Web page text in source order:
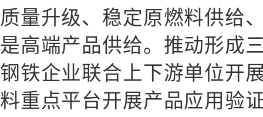
质量升级、稳定原燃料供给
是高端产品供给。推动形成
钢铁企业联合上下游单位开
料重点平台开展产品应用验